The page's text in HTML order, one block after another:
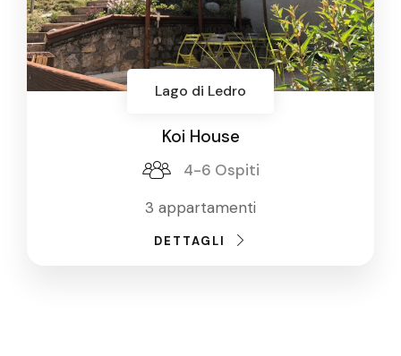
Lago di Ledro
Koi House
4-6 Ospiti
3 appartamenti
DETTAGLI